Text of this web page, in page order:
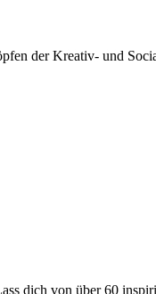
der Kreativ- und
dich von über 60